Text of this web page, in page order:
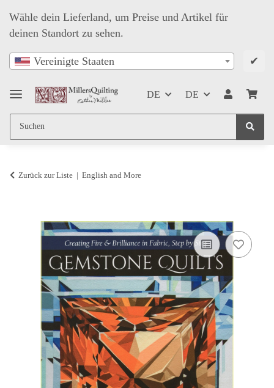
Wähle dein Lieferland, um Preise und Artikel für
deinen Standort zu sehen.
Vereinigte Staaten ✔
DE DE
Zurück zur Liste English and More